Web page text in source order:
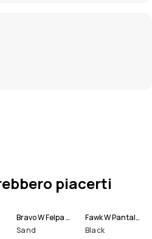
piacerti
Bravo W Felpa Pile Donna
Sand
Fawk W Pantaloni Sci Donna
Black